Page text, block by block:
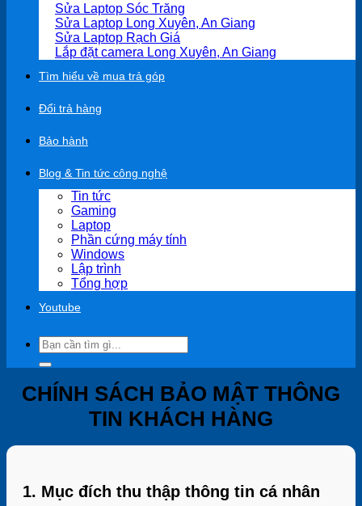
Sửa Laptop Sóc Trăng
Sửa Laptop Long Xuyên, An Giang
Sửa Laptop Rạch Giá
Lắp đặt camera Long Xuyên, An Giang
Tìm hiểu về mua trả góp
Đổi trả hàng
Bảo hành
Blog & Tin tức công nghệ
Tin tức
Gaming
Laptop
Phần cứng máy tính
Windows
Lập trình
Tổng hợp
Youtube
Search
for:
CHÍNH SÁCH BẢO MẬT THÔNG
TIN KHÁCH HÀNG
1. Mục đích thu thập thông tin cá nhân